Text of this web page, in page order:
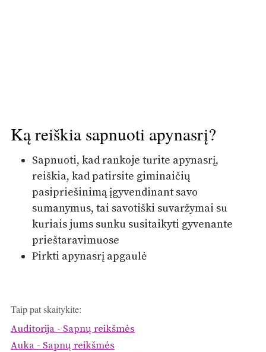
Ką reiškia sapnuoti apynasrį?
Sapnuoti, kad rankoje turite apynasrį,
reiškia, kad patirsite giminaičių
pasipriešinimą įgyvendinant savo
sumanymus, tai savotiški suvaržymai su
kuriais jums sunku susitaikyti gyvenante
prieštaravimuose
Pirkti apynasrį apgaulė
Taip pat skaitykite:
Auditorija - Sapnų reikšmės
Auka - Sapnų reikšmės